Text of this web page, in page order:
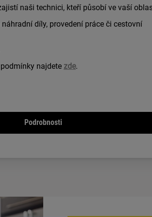
naši technici, kteří působí ve vaší
díly, provedení práce či cestovní
najdete zde.
Podrobnosti